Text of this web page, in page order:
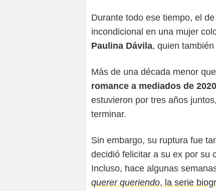
Durante todo ese tiempo, el
incondicional en una mujer
Paulina Dávila, quien
Más de una década menor
romance a mediados de
estuvieron por tres años
terminar.
Sin embargo, su ruptura fue
decidió felicitar a su ex por su
Incluso, hace algunas
querer queriendo, la serie